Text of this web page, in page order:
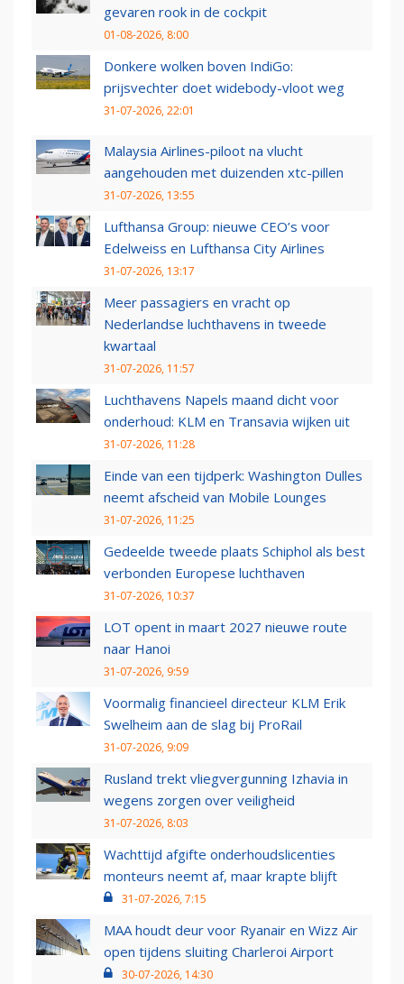
gevaren rook in de cockpit
01-08-2026, 8:00
Donkere wolken boven IndiGo:
prijsvechter doet widebody-vloot weg
31-07-2026, 22:01
Malaysia Airlines-piloot na vlucht
aangehouden met duizenden xtc-pillen
31-07-2026, 13:55
Lufthansa Group: nieuwe CEO’s voor
Edelweiss en Lufthansa City Airlines
31-07-2026, 13:17
Meer passagiers en vracht op
Nederlandse luchthavens in tweede
kwartaal
31-07-2026, 11:57
Luchthavens Napels maand dicht voor
onderhoud: KLM en Transavia wijken uit
31-07-2026, 11:28
Einde van een tijdperk: Washington Dulles
neemt afscheid van Mobile Lounges
31-07-2026, 11:25
Gedeelde tweede plaats Schiphol als best
verbonden Europese luchthaven
31-07-2026, 10:37
LOT opent in maart 2027 nieuwe route
naar Hanoi
31-07-2026, 9:59
Voormalig financieel directeur KLM Erik
Swelheim aan de slag bij ProRail
31-07-2026, 9:09
Rusland trekt vliegvergunning Izhavia in
wegens zorgen over veiligheid
31-07-2026, 8:03
Wachttijd afgifte onderhoudslicenties
monteurs neemt af, maar krapte blijft
31-07-2026, 7:15
MAA houdt deur voor Ryanair en Wizz Air
open tijdens sluiting Charleroi Airport
30-07-2026, 14:30